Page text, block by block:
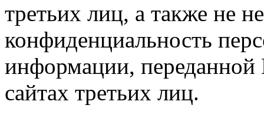
третьих лиц, а также не
конфиденциальность
информации, переданной
сайтах третьих лиц.